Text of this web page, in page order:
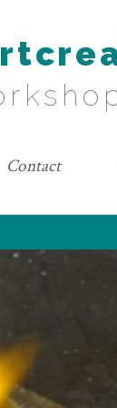
Contact